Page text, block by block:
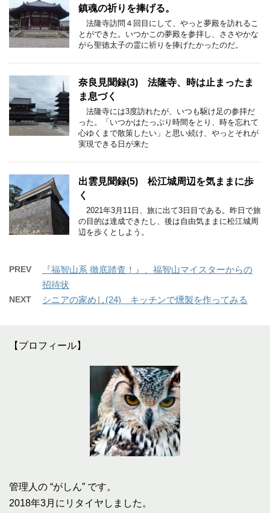
鎮魂の祈りを捧げる。
法隆寺訪問４回目にして、やっと夢殿を訪れるこ
とができた。いつかこの夢殿を参拝し、ささやかな
がら聖徳太子の霊に祈りを捧げたかったのだ。
奈良見聞録(3) 法隆寺、時は止まったま
ま息づく
法隆寺には3度訪れたが、いつも駆け足の参拝だ
った。「いつかはたっぷり時間をとり、時を忘れて
心ゆくまで散策したい」と思い続け、やっとそれが
実現できる日が来た
出雲見聞録(5) 松江城周辺を気ままに歩
く
2021年3月11日、旅に出て3日目である。昨日で旅
の目的は達成できたし、後は自由気ままに松江城周
辺を歩くとしよう。
PREV
『福智山系 徹底踏査！』、福智山マイスターからの
招待状
NEXT シニアの家めし(24) キッチンで燻製を作ってみる
【プロフィール】
管理人の “がしん” です。
2018年3月にリタイヤしました。